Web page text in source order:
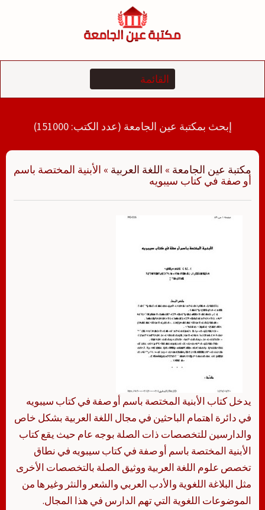
إبحث بمكتبة عين الجامعة (عدد الكتب: 151000)
مكتبة عين الجامعة » اللغة العربية » الأبنية المختصة باسم
أو صفة في كتاب سيبويه
يدخل كتاب الأبنية المختصة باسم أو صفة في كتاب سيبويه
في دائرة اهتمام الباحثين في مجال اللغة العربية بشكل خاص
والدارسين للتخصصات ذات الصلة بوجه عام حيث يقع كتاب
الأبنية المختصة باسم أو صفة في كتاب سيبويه في نطاق
تخصص علوم اللغة العربية ووثيق الصلة بالتخصصات الأخرى
مثل البلاغة اللغوية والأدب العربي والشعر والنثر وغيرها من
الموضوعات اللغوية التي تهم الدارس في هذا المجال.